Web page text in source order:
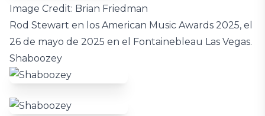
Image Credit: Brian Friedman
Rod Stewart en los American Music Awards 2025, el
26 de mayo de 2025 en el Fontainebleau Las Vegas.
Shaboozey